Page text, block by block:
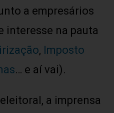
a empresários
interesse na pauta
, Imposto
… e aí vai).
a imprensa